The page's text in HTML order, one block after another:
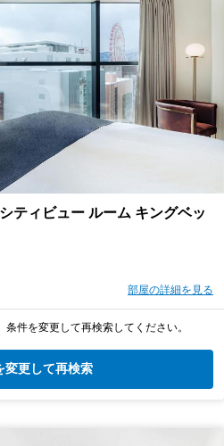
ティビュー ルーム キングベッ
部屋の詳細を見る
件を変更して再検索してください。
変更して再検索